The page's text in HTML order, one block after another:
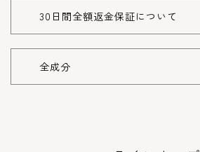
30日間全額返金保証について
全成分